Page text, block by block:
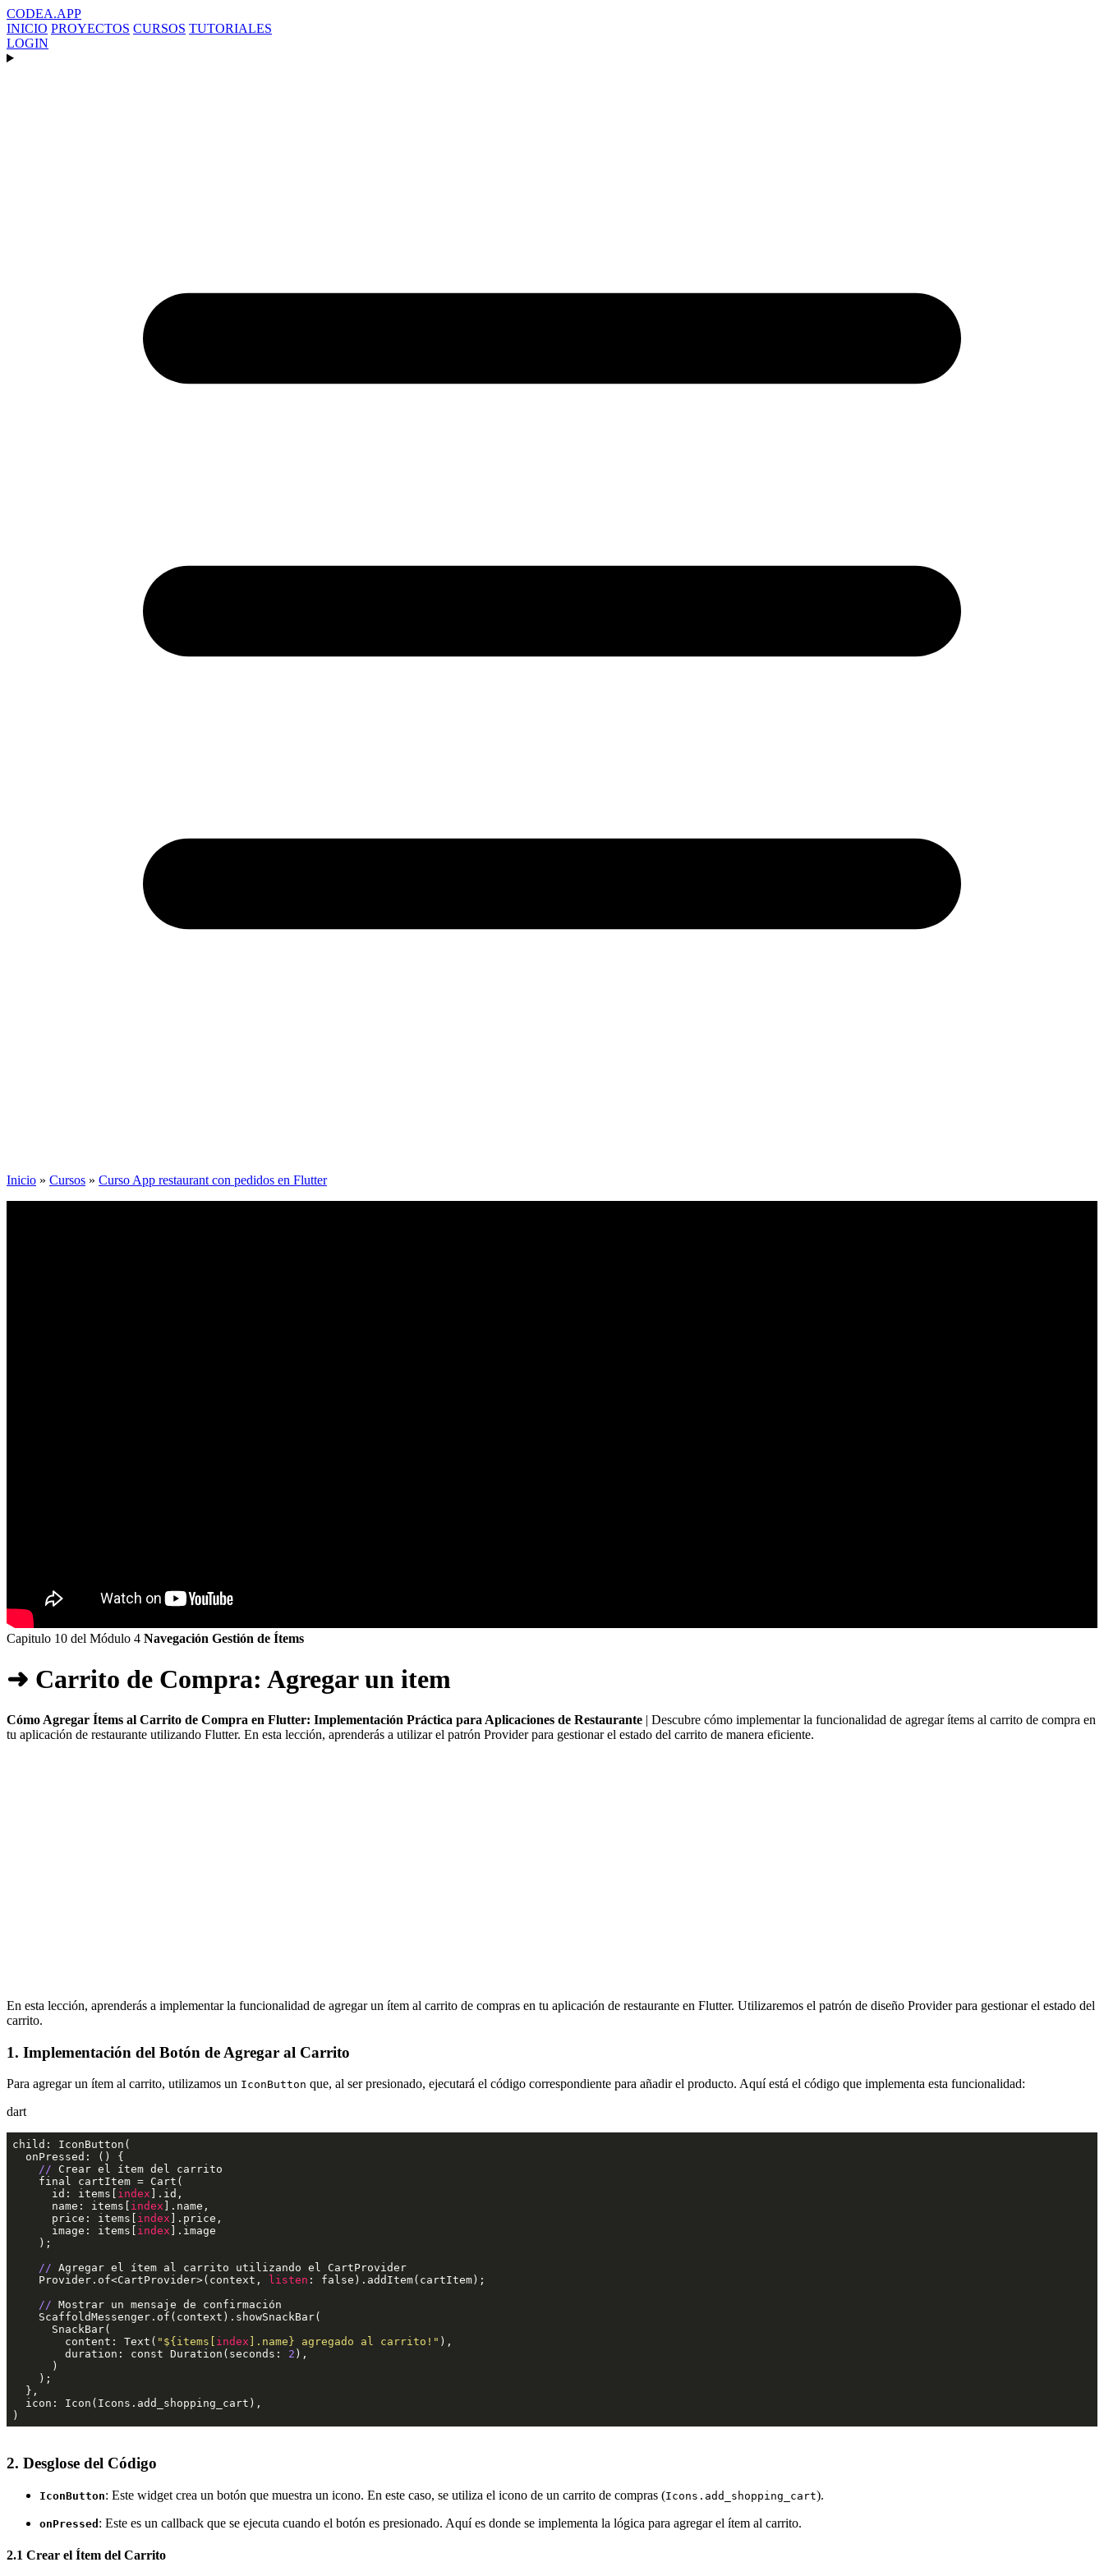
CODEA.APP
INICIO PROYECTOS CURSOS TUTORIALES
LOGIN
Inicio » Cursos » Curso App restaurant con pedidos en Flutter
Capitulo 10 del Módulo 4 Navegación Gestión de Ítems
➜ Carrito de Compra: Agregar un item
Cómo Agregar Ítems al Carrito de Compra en Flutter: Implementación Práctica para Aplicaciones de Restaurante | Descubre cómo implementar la funcionalidad de agregar ítems al carrito de compra en
tu aplicación de restaurante utilizando Flutter. En esta lección, aprenderás a utilizar el patrón Provider para gestionar el estado del carrito de manera eficiente.
En esta lección, aprenderás a implementar la funcionalidad de agregar un ítem al carrito de compras en tu aplicación de restaurante en Flutter. Utilizaremos el patrón de diseño Provider para gestionar el estado del
carrito.
1. Implementación del Botón de Agregar al Carrito
Para agregar un ítem al carrito, utilizamos un IconButton que, al ser presionado, ejecutará el código correspondiente para añadir el producto. Aquí está el código que implementa esta funcionalidad:
dart
child: IconButton(
  onPressed: () {
// Crear el ítem del carrito
    final cartItem = Cart(
      id: items[
index ].id,
      name: items[
index ].name,
      price: items[
index ].price,
      image: items[
index ].image
    );
// Agregar el ítem al carrito utilizando el CartProvider
    Provider.of<CartProvider>(context,
listen : false).addItem(cartItem);
// Mostrar un mensaje de confirmación
    ScaffoldMessenger.of(context).showSnackBar(
      SnackBar(
        content: Text(
" ${items[ index ].name} agregado al carrito!" ),
        duration: const Duration(seconds:
2 ),
      )
    );
  },
  icon: Icon(Icons.add_shopping_cart),
)
2. Desglose del Código
IconButton: Este widget crea un botón que muestra un icono. En este caso, se utiliza el icono de un carrito de compras (Icons.add_shopping_cart).
onPressed : Este es un callback que se ejecuta cuando el botón es presionado. Aquí es donde se implementa la lógica para agregar el ítem al carrito.
2.1 Crear el Ítem del Carrito